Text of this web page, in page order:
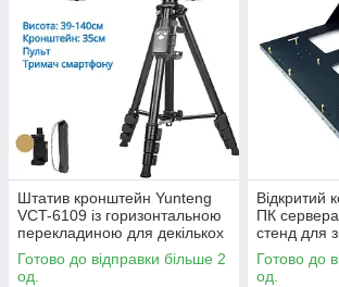
Штатив кронштейн Yunteng
VCT-6109 із горизонтальною
перекладиною для декількох
пристроїв з можливістю
горизонтального знімання
Готово до відправки більше 2
од.
Відкритий
ПК
стенд для
Готово до
од.